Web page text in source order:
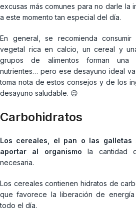
excusas más comunes para no darle la
a este momento tan especial del día.
En general, se recomienda
vegetal rica en calcio, un cereal y
grupos de alimentos forman una
nutrientes… pero ese desayuno ideal va
toma nota de estos consejos y de los
desayuno saludable. 😉
Carbohidratos
Los cereales, el pan o las galletas
aportar al organismola cantidad
necesaria.
Los cereales contienen hidratos de
que favorece la liberación de
todo el día.